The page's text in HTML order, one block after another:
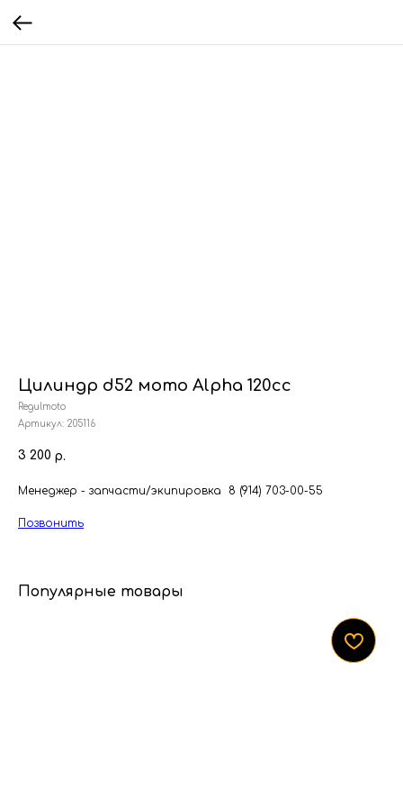
Цилиндр d52 мото Alpha 120сс
Regulmoto
Артикул: 205116
3 200 р.
Менеджер - запчасти/экипировка 8 (914) 703-00-55
Позвонить
Популярные товары